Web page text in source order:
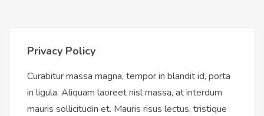
Privacy Policy
Curabitur massa magna, tempor in blandit id, porta
in ligula. Aliquam laoreet nisl massa, at interdum
mauris sollicitudin et. Mauris risus lectus, tristique